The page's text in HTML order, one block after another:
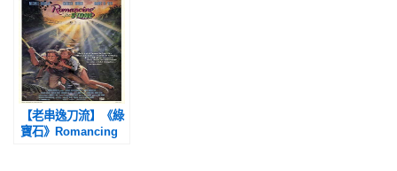
【老串逸刀流】《綠
寶石》Romancing